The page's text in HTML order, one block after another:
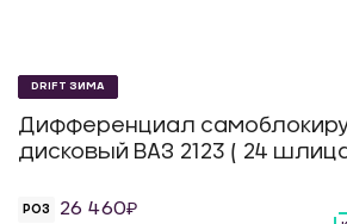
DRIFT ЗИМА
Дифференциал
дисковый ВАЗ 2123 ( 24
РОЗ 26 460